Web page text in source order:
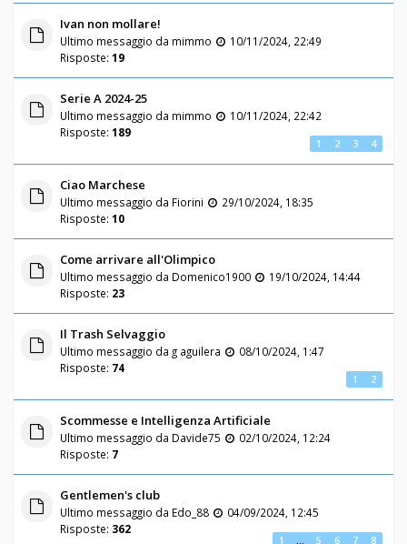
Ivan non mollare!
Ultimo messaggio da mimmo
10/11/2024, 22:49
Risposte: 19
Serie A 2024-25
Ultimo messaggio da mimmo
10/11/2024, 22:42
Risposte: 189
1 2 3 4
Ciao Marchese
Ultimo messaggio da Fiorini
29/10/2024, 18:35
Risposte: 10
Come arrivare all'Olimpico
Ultimo messaggio da Domenico1900
19/10/2024, 14:44
Risposte: 23
Il Trash Selvaggio
Ultimo messaggio da g aguilera
08/10/2024, 1:47
Risposte: 74
1 2
Scommesse e Intelligenza Artificiale
Ultimo messaggio da Davide75
02/10/2024, 12:24
Risposte: 7
Gentlemen's club
Ultimo messaggio da Edo_88
04/09/2024, 12:45
Risposte: 362
1 … 5 6 7 8